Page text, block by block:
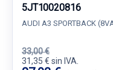
5JT10020816
AUDI A3 SPORTBACK
33,00 €
31,35 € sin IVA.